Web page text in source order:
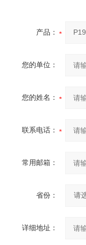
产品：
您的单位：
您的姓名：
联系电话：
常用邮箱：
省份：
详细地址：